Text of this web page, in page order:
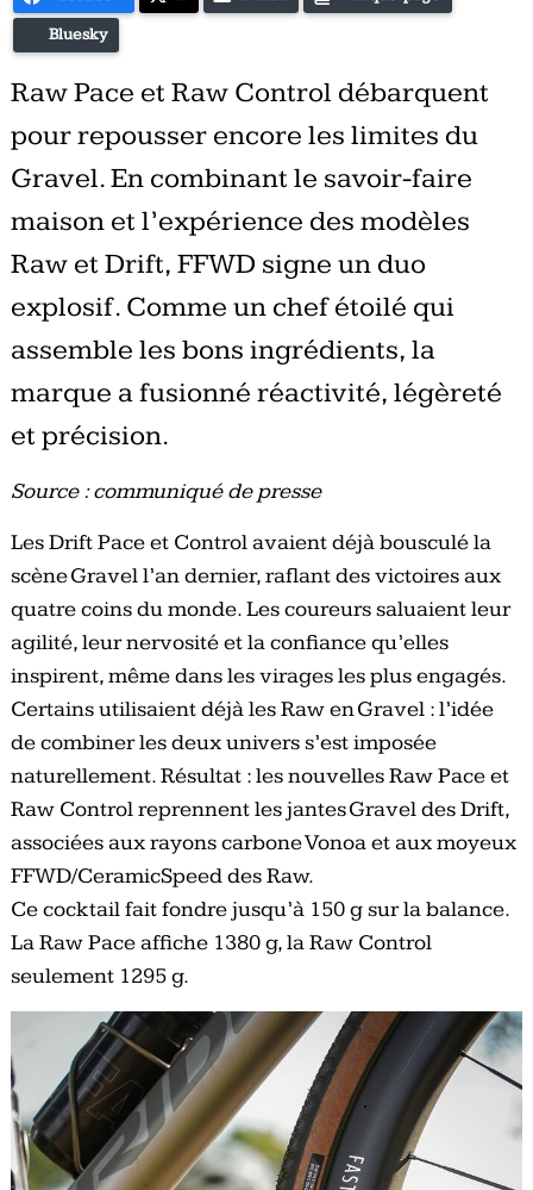
Bluesky
Raw Pace et Raw Control débarquent
pour repousser encore les limites du
Gravel. En combinant le savoir-faire
maison et l’expérience des modèles
Raw et Drift, FFWD signe un duo
explosif. Comme un chef étoilé qui
assemble les bons ingrédients, la
marque a fusionné réactivité, légèreté
et précision.
Source : communiqué de presse
Les Drift Pace et Control avaient déjà bousculé la
scène Gravel l’an dernier, raflant des victoires aux
quatre coins du monde. Les coureurs saluaient leur
agilité, leur nervosité et la confiance qu’elles
inspirent, même dans les virages les plus engagés.
Certains utilisaient déjà les Raw en Gravel : l’idée
de combiner les deux univers s’est imposée
naturellement. Résultat : les nouvelles Raw Pace et
Raw Control reprennent les jantes Gravel des Drift,
associées aux rayons carbone Vonoa et aux moyeux
FFWD/CeramicSpeed des Raw.
Ce cocktail fait fondre jusqu’à 150 g sur la balance.
La Raw Pace affiche 1380 g, la Raw Control
seulement 1295 g.